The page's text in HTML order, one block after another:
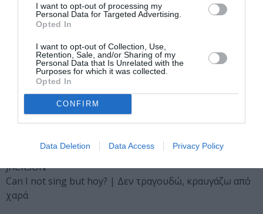
I want to opt-out of processing my
Personal Data for Targeted Advertising.
Opted In
I want to opt-out of Collection, Use,
Retention, Sale, and/or Sharing of my
Personal Data that Is Unrelated with the
Purposes for which it was collected.
Opted In
CONFIRM
Data Deletion Data Access Privacy Policy
I saw three ships | Είδα τρία πλοία (διασκευή Ledger)
ΗERBERT HOWELLS (1892-1983)
A spotless rose | Άσπιλο ρόδο
JUDITH WEIR (γεν. 1954)
Illuminare Jerusalem | Φωτίζου, Ιερουσαλήμ
ΠΑΡΑΔΟΣΙΑΚΑ ΚΑΛΑΝΤΑ
Gabriel’s Message | Το μήνυμα του Αρχάγγελου
Γαβριήλ (διασκευή Edgar Pettman)
JACKSON
Can I not sing but hoy? | Δεν τραγουδώ, κραυγάζω από
χαρά